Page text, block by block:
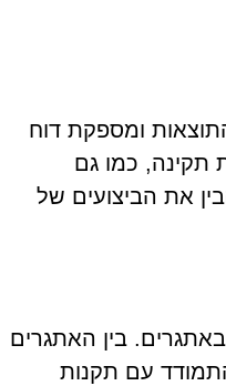
ומספקת דוח
תקינה, כמו גם
את הביצועים של
בין האתגרים
עם תקנות